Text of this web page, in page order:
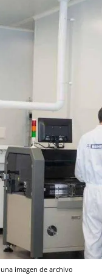
imagen de archivo